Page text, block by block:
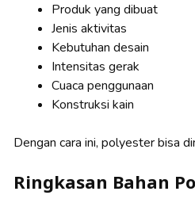
Produk yang dibuat
Jenis aktivitas
Kebutuhan desain
Intensitas gerak
Cuaca penggunaan
Konstruksi kain
Dengan cara ini, polyester bisa
Ringkasan Bahan